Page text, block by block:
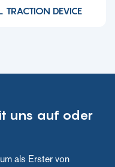
DEVICE
uns auf oder
als Erster von